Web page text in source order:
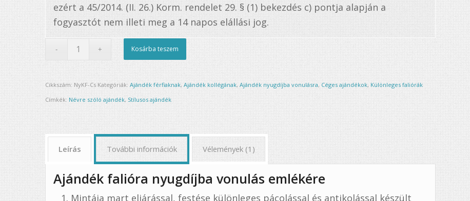
ezért a 45/2014. (II. 26.) Korm. rendelet 29. § (1) bekezdés c) pontja alapján a
fogyasztót nem illeti meg a 14 napos elállási jog.
Kosárba teszem
Cikkszám: NyKF-Cs Kategóriák:Ajándék férfiaknak,Ajándék kollégának,Ajándék nyugdíjba vonulásra, Céges ajándékok, Különleges faliórák
Címkék: Névre szóló ajándék, Stílusos ajándék
Leírás További információk Vélemények (1)
Ajándék falióra nyugdíjba vonulás emlékére
Mintája mart eljárással, festése különleges pácolással és antikolással készült